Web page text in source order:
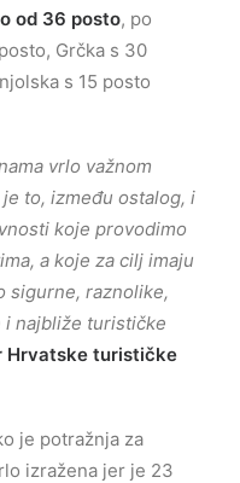
od 36 posto, po
Grčka s 30
s 15 posto
vrlo važnom
to, između ostalog, i
koje provodimo
a koje za cilj imaju
sigurne, raznolike,
najbliže turističke
Hrvatske turističke
je potražnja za
izražena jer je 23